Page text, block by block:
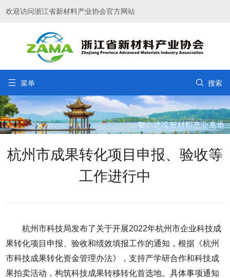
欢迎访问浙江省新材料产业协会官方网站
 菜单  搜索
杭州市成果转化项目申报、验收等
工作进行中
杭州市科技局发布了关于开展2022年杭州市企业科技成
果转化项目申报、验收和绩效填报工作的通知，根据《杭州
市科技成果转化资金管理办法》，支持产学研合作和科技成
果拍卖活动，构筑科技成果转移转化首选地。具体事项通知